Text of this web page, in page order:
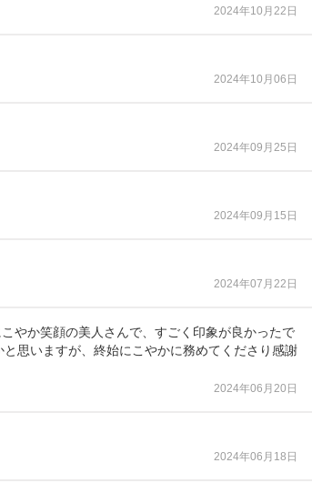
2024年10月22日
2024年10月06日
2024年09月25日
2024年09月15日
2024年07月22日
やか笑顔の美人さんで、すごく印象が良かったで
思いますが、終始にこやかに務めてくださり感謝
2024年06月20日
2024年06月18日